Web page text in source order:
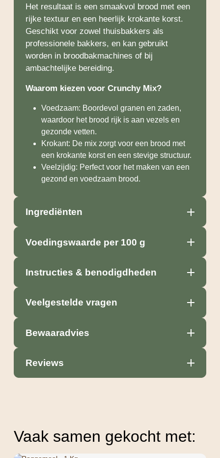
Het resultaat is een smaakvol brood met een
rijke textuur en een heerlijk krokante korst.
Geschikt voor zowel thuisbakkers als
professionele bakkers, en kan gebruikt
worden in broodbakmachines of bij
ambachtelijke bereiding.
Waarom kiezen voor Crunchy Mix?
Voedzaam: Boordevol granen en zaden,
waardoor het brood rijk is aan vezels en
gezonde vetten.
Krokant: De mix zorgt voor een brood met
een krokante korst en een stevige structuur.
Veelzijdig: Perfect voor het maken van een
gezond en voedzaam brood.
Ingrediënten
Voedingswaarde per 100 g
Instructies & benodigdheden
Veelgestelde vragen
Bewaaradvies
Reviews
Vaak samen gekocht met: